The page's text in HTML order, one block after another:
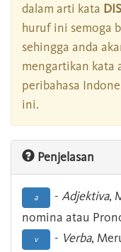
dalam arti kata
huruf ini semoga
sehingga anda
mengartikan kata
peribahasa
ini.
Penjelasan
a - Adjektiva,
nomina atau
v - Verba,